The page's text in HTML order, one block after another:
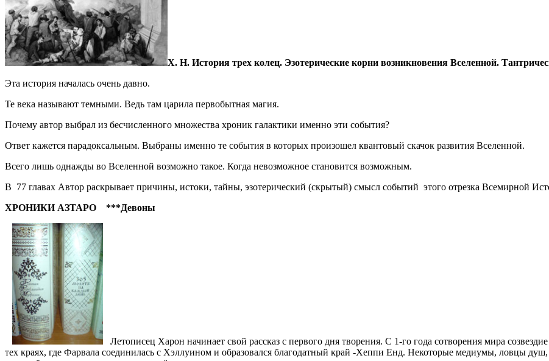
Х. Н. История трех колец. Эзотерические корни возникновения Вселенной.
Эта история началась очень давно.
Те века называют темными. Ведь там царила первобытная магия.
Почему автор выбрал из бесчисленного множества хроник галактики именно эти события?
Ответ кажется парадоксальным. Выбраны именно те события в которых произошел квантовый скачок развития Вселенной.
Всего лишь однажды во Вселенной возможно такое. Когда невозможное становится возможным.
В 77 главах Автор раскрывает причины, истоки, тайны, эзотерический (скрытый) смысл событий этого отрезка Всемирной
ХРОНИКИ АЗТАРО ***Девоны
Летописец Харон начинает свой рассказ с первого дня творения. С 1-го года сотворения мира
тех краях, где Фарвала соединилась с Хэллуином и образовался благодатный край -Хеппи Енд. Некоторые медиумы, ловцы